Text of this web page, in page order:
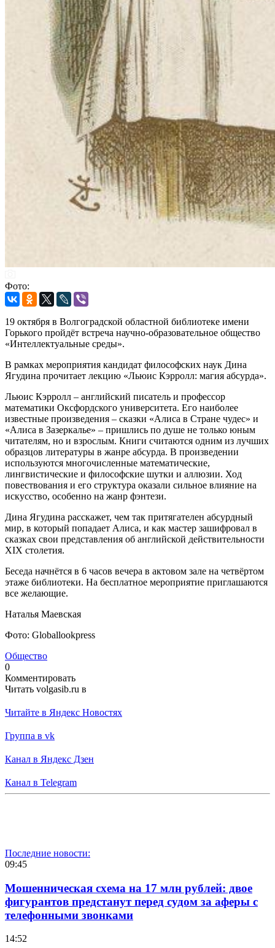
Фото:
19 октября в Волгоградской областной библиотеке имени
Горького пройдёт встреча научно-образовательное общество
«Интеллектуальные среды».
В рамках мероприятия кандидат философских наук Дина
Ягудина прочитает лекцию «Льюис Кэрролл: магия абсурда».
Льюис Кэрролл – английский писатель и профессор
математики Оксфордского университета. Его наиболее
известные произведения – сказки «Алиса в Стране чудес» и
«Алиса в Зазеркалье» – пришлись по душе не только юным
читателям, но и взрослым. Книги считаются одним из лучших
образцов литературы в жанре абсурда. В произведении
используются многочисленные математические,
лингвистические и философские шутки и аллюзии. Ход
повествования и его структура оказали сильное влияние на
искусство, особенно на жанр фэнтези.
Дина Ягудина расскажет, чем так притягателен абсурдный
мир, в который попадает Алиса, и как мастер зашифровал в
сказках свои представления об английской действительности
XIX столетия.
Беседа начнётся в 6 часов вечера в актовом зале на четвёртом
этаже библиотеки. На бесплатное мероприятие приглашаются
все желающие.
Наталья Маевская
Фото: Globallookpress
Общество
0
Комментировать
Читать volgasib.ru в
Читайте в Яндекс Новостях
Группа в vk
Канал в Яндекс Дзен
Канал в Telegram
Последние новости:
09:45
Мошенническая схема на 17 млн рублей: двое
фигурантов предстанут перед судом за аферы с
телефонными звонками
14:52